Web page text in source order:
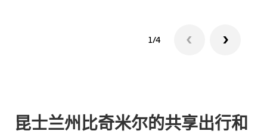
1/4
昆士兰州比奇米尔的共享出行和